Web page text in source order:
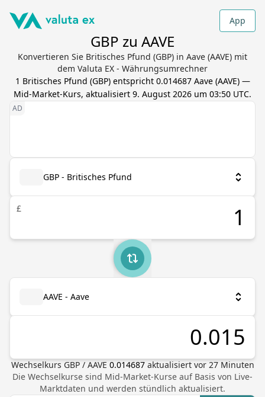
App
GBP zu AAVE
Konvertieren Sie Britisches Pfund (GBP) in Aave (AAVE) mit
dem Valuta EX - Währungsumrechner
1 Britisches Pfund (GBP) entspricht 0.014687 Aave(AAVE) —
Mid-Market-Kurs, aktualisiert 9. August 2026 um 03:50 UTC.
GBP - Britisches Pfund
£
AAVE - Aave
Wechselkurs GBP/ AAVE 0.014687 aktualisiert vor 27Minuten
Die Wechselkurse sind Mid-Market-Kurse auf Basis von Live-
Marktdaten und werden stündlich aktualisiert.